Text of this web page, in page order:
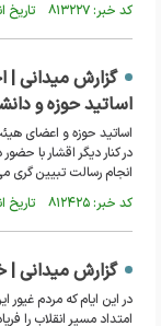
کد خبر: ۸۱۳۲۲۷ تاریخ انتشار : ۱۴۰۵/۰۲/۰۷
گزارش میدانی |
اساتید حوزه و
اساتید حوزه و اعضای
در کنار دیگر اقشار با
انجام رسالت تبیین گری
کد خبر: ۸۱۲۴۲۵ تاریخ انتشار : ۱۴۰۵/۰۲/۰۱
گزارش میدانی |
در این ایام که مردم
امتداد مسیر انقلاب را